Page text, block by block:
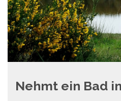
Nehmt ein Bad